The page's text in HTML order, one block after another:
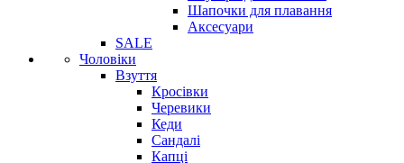
Шапочки для плавання
Аксесуари
SALE
Чоловіки
Взуття
Кросівки
Черевики
Кеди
Сандалі
Капці